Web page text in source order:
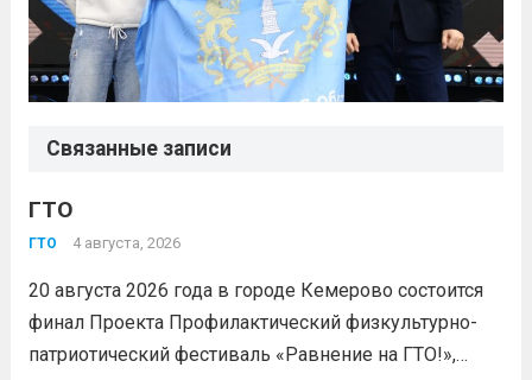
Связанные записи
ГТО
ГТО 4 августа, 2026
20 августа 2026 года в городе Кемерово состоится
финал Проекта Профилактический физкультурно-
патриотический фестиваль «Равнение на ГТО!»,